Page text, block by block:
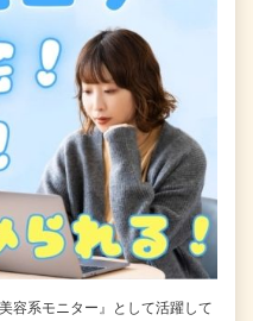
容系モニター』として活躍して